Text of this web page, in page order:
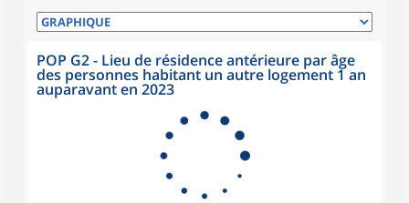
POP G2 - Lieu de résidence antérieure par âge
des personnes habitant un autre logement 1 an
auparavant en 2023